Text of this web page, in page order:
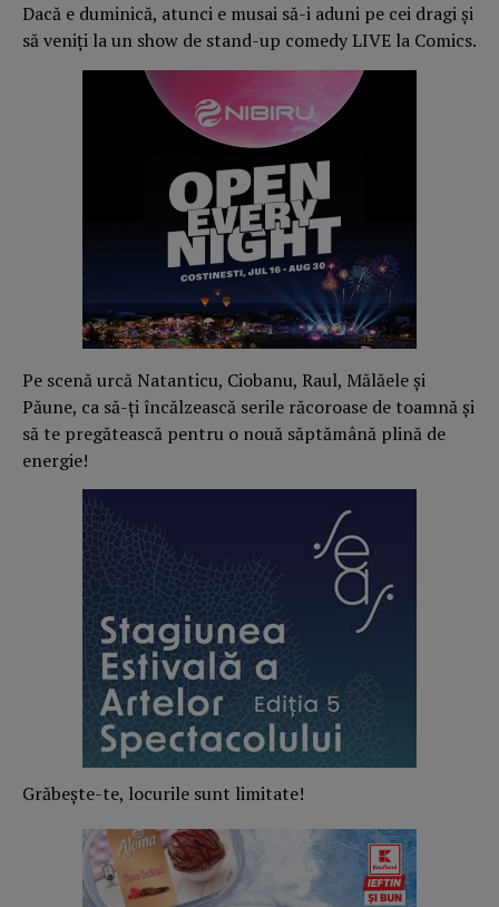
Dacă e duminică, atunci e musai să-i aduni pe cei dragi și
să veniți la un show de stand-up comedy LIVE la Comics.
Pe scenă urcă Natanticu, Ciobanu, Raul, Mălăele și
Păune, ca să-ți încălzească serile răcoroase de toamnă și
să te pregătească pentru o nouă săptămână plină de
energie!
Grăbește-te, locurile sunt limitate!